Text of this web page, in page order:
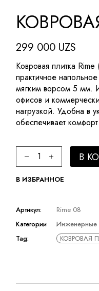
299 000 UZS
Ковровая плитка
практичное
мягким ворсом 5 мм.
офисов и
нагрузкой. Удобна в
обеспечивает
Ковровая плитка
В
В ИЗБРАННОЕ
Артикул:
Rime 08
Категории
Инженерные
Tag:
КОВРОВАЯ